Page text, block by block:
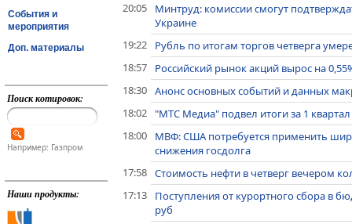
События и
мероприятия
Доп. материалы
Поиск котировок:
Например: Газпром
Наши продукты:
20:05
Минтруд: комиссии смогут
Украине
19:22
Рубль по итогам торгов четверга
18:57
Российский рынок акций вырос на
18:30 Анонс основных событий и данных
18:02 "МТС Медиа" подвел итоги за 1 квартал
18:00
МВФ: США потребуется применить
снижения госдолга
17:58 Стоимость нефти в четверг вечером
17:13
Поступления от курортного сбора в
руб